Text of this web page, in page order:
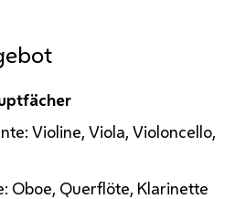
Violine, Viola, Violoncello,
Oboe, Querflöte, Klarinette